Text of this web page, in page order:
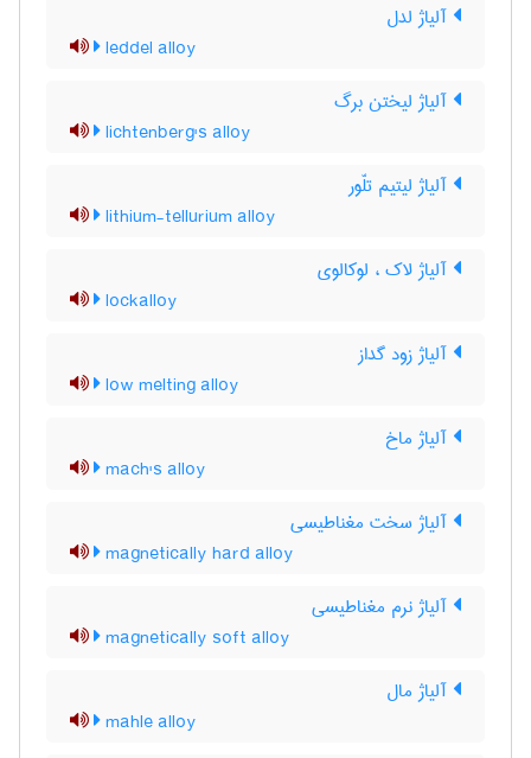
آلیاژ لدل
leddel alloy
آلیاژ لیختن برگ
lichtenberg's alloy
آلیاژ لیتیم تلّور
lithium-tellurium alloy
آلیاژ لاک ، لوکالوی
lockalloy
آلیاژ زود گداز
low melting alloy
آلیاژ ماخ
mach's alloy
آلیاژ سخت مغناطیسی
magnetically hard alloy
آلیاژ نرم مغناطیسی
magnetically soft alloy
آلیاژ مال
mahle alloy